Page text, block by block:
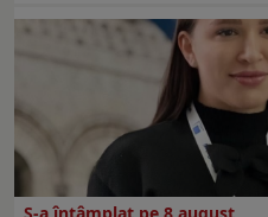
S-a întâmplat pe 8 august